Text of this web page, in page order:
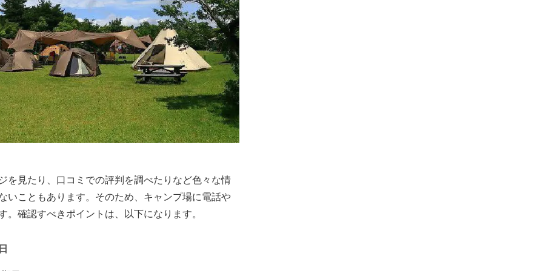
を見たり、口コミでの評判を調べたりなど色々な情
いこともあります。そのため、キャンプ場に電話や
確認すべきポイントは、以下になります。